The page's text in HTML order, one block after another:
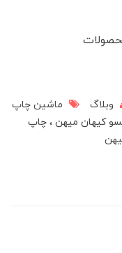
وبلاگ
ماشین چاپ
کیهان میهن
چاپ